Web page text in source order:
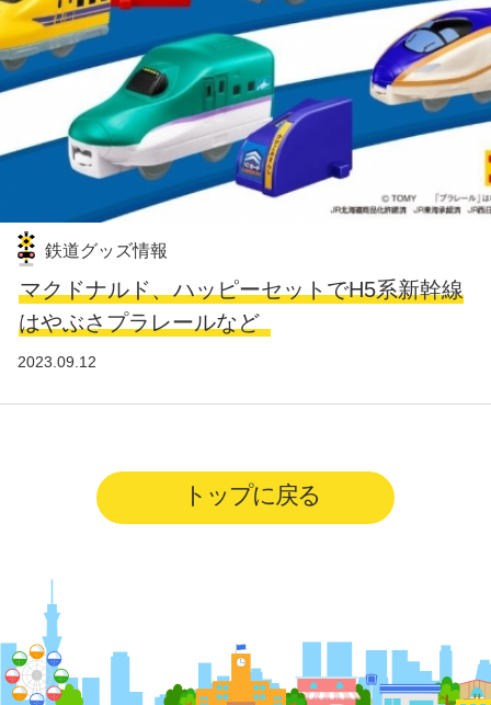
鉄道グッズ情報
マクドナルド、ハッピーセットでH5系新幹線
はやぶさプラレールなど
2023.09.12
トップに戻る